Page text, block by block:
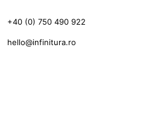
+40 (0) 750 490 922
hello@infinitura.ro